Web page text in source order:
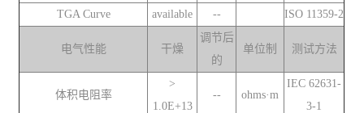
TGA Curve
available -- ISO 11359-2
电气性能 干燥
调节后
的
单位制 测试方法
体积电阻率
>
1.0E+13
-- ohms·m
IEC 62631-
3-1